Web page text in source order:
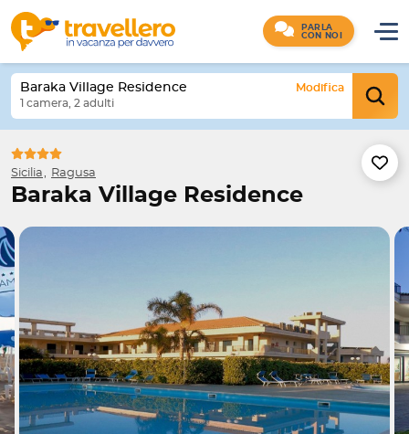
PARLA
CON NOI
Baraka Village Residence
Modifica
1 camera, 2 adulti
Sicilia Ragusa
Baraka Village Residence